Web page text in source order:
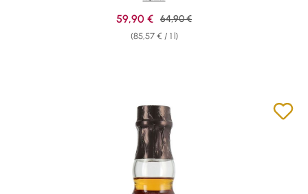
(85,57 € / 1 l)
Sale price:
59,90 € Regular price:
64,90 €